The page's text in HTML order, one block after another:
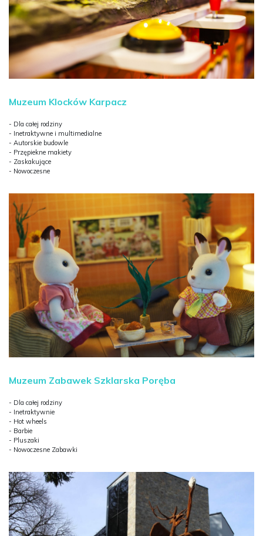
Muzeum Klocków Karpacz
- Dla całej rodziny
- Inetraktywne i multimedialne
- Autorskie budowle
- Przępiekne makiety
- Zaskakujące
- Nowoczesne
Muzeum Zabawek Szklarska Poręba
- Dla całej rodziny
- Inetraktywnie
- Hot wheels
- Barbie
- Pluszaki
- Nowoczesne Zabawki